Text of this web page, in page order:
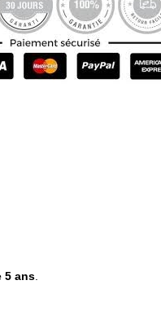
5 ans